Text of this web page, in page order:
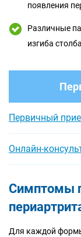
появления
Различные
изгиба столба
Первичный
Онлайн-
Симптомы
Для каждой